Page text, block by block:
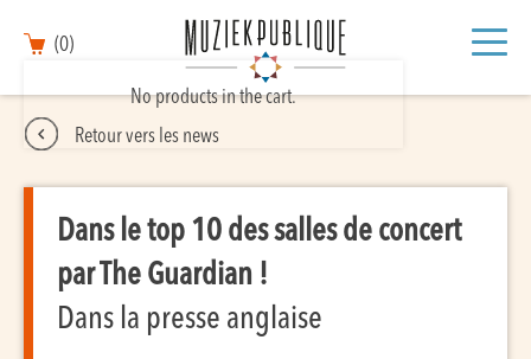
(0)
No products in the cart.
Retour vers les news
Dans le top 10 des salles de concert
par The Guardian !
Dans la presse anglaise